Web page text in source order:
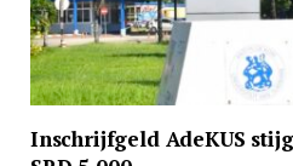
Inschrijfgeld AdeKUS